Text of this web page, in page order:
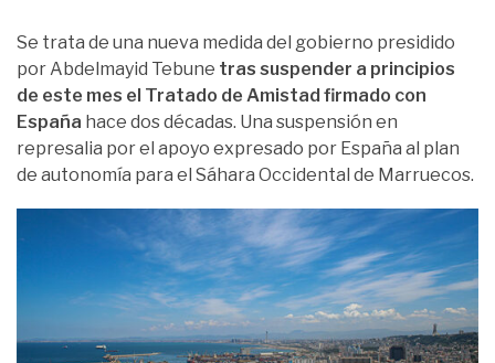
Se trata de una nueva medida del gobierno presidido
por Abdelmayid Tebune tras suspender a principios
de este mes el Tratado de Amistad firmado con
España hace dos décadas. Una suspensión en
represalia por el apoyo expresado por España al plan
de autonomía para el Sáhara Occidental de Marruecos.